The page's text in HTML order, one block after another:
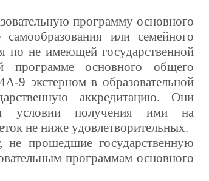
программу основного
или семейного
по не имеющей государственной
программе основного общего
9 экстерном в образовательной
аккредитацию. Они
получения ими на
не ниже удовлетворительных.
прошедшие государственную
программам основного